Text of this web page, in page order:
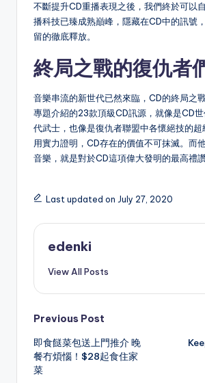
不斷提升CD重播表現之後，我們終於可以
播科技已臻成熟巔峰，隱藏在CD中的訊號
留的徹底釋放。
終局之戰的復仇者
音樂串流的新世代已然來臨，CD的終局之
專題介紹的23款頂級CD訊源，就像是CD
代武士，也像是復仇者聯盟中各懷絕技的
用實力證明，CD存在的價值不可抹滅。而
音樂，就是對於CD這項偉大發明的最高禮讚
Last updated on July 27, 2020
edenki
View All Posts
Post
navigation
Previous Post
即食餸菜包送上門推介 晚
餐冇煩惱！$28起食住家
菜